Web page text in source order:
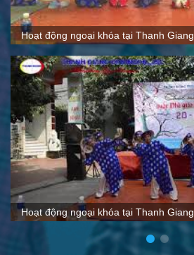
Quy mô, cách thức hoạt động tại
VTC nói gì về Thanh Giang